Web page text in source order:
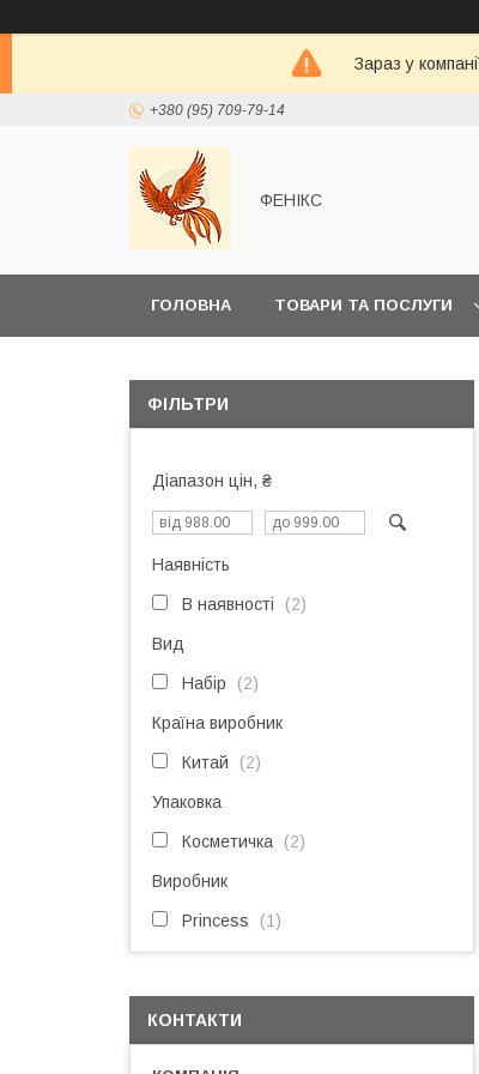
Зараз у
+380 (95) 709-79-14
ФЕНІКС
ГОЛОВНА ТОВАРИ ТА ПОСЛУГИ
ФІЛЬТРИ
Діапазон цін, ₴
Наявність
В наявності 2
Вид
Набір 2
Країна виробник
Китай 2
Упаковка
Косметичка 2
Виробник
Princess 1
КОНТАКТИ